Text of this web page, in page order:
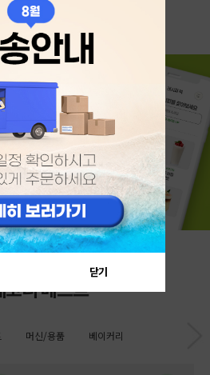
리 베스트
머신/용품 베이커리
닫기